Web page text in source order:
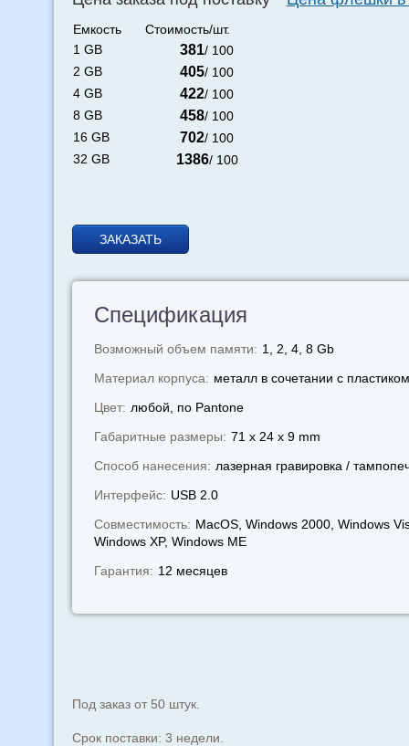
Емкость
Стоимость/шт.
1 GB
381/ 100
2 GB
405/ 100
4 GB
422/ 100
8 GB
458/ 100
16 GB
702/ 100
32 GB
1386/ 100
ЗАКАЗАТЬ
Спецификация
Возможный объем памяти: 1, 2, 4, 8 Gb
Материал корпуса: металл в сочетании с пластиком
Цвет: любой, по Pantone
Габаритные размеры: 71 x 24 x 9 mm
Способ нанесения: лазерная гравировка /
Интерфейс: USB 2.0
Совместимость: MacOS, Windows 2000, Windows
Windows XP, Windows МЕ
Гарантия: 12 месяцев
Под заказ от 50 штук.
Срок поставки: 3 недели.